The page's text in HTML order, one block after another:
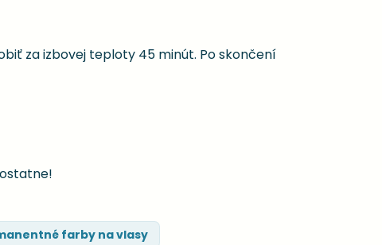
za izbovej teploty 45 minút. Po skončení
farby na vlasy